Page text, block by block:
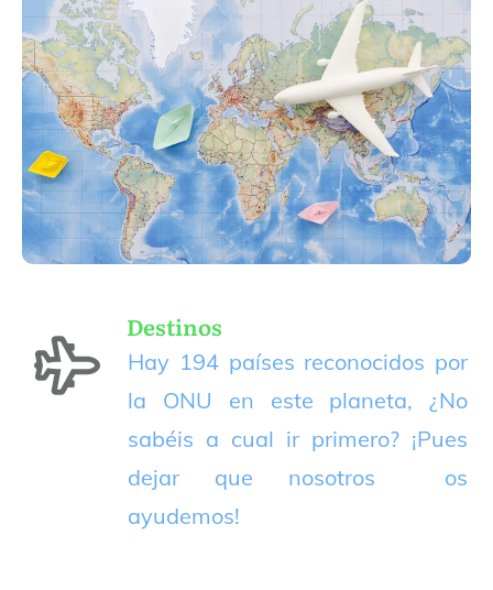
Destinos
Hay 194 países reconocidos por
la ONU en este planeta, ¿No
sabéis a cual ir primero? ¡Pues
dejar que nosotros os
ayudemos!